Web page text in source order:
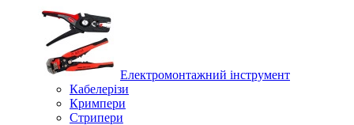
Електромонтажний інструмент
Кабелерізи
Кримпери
Стрипери